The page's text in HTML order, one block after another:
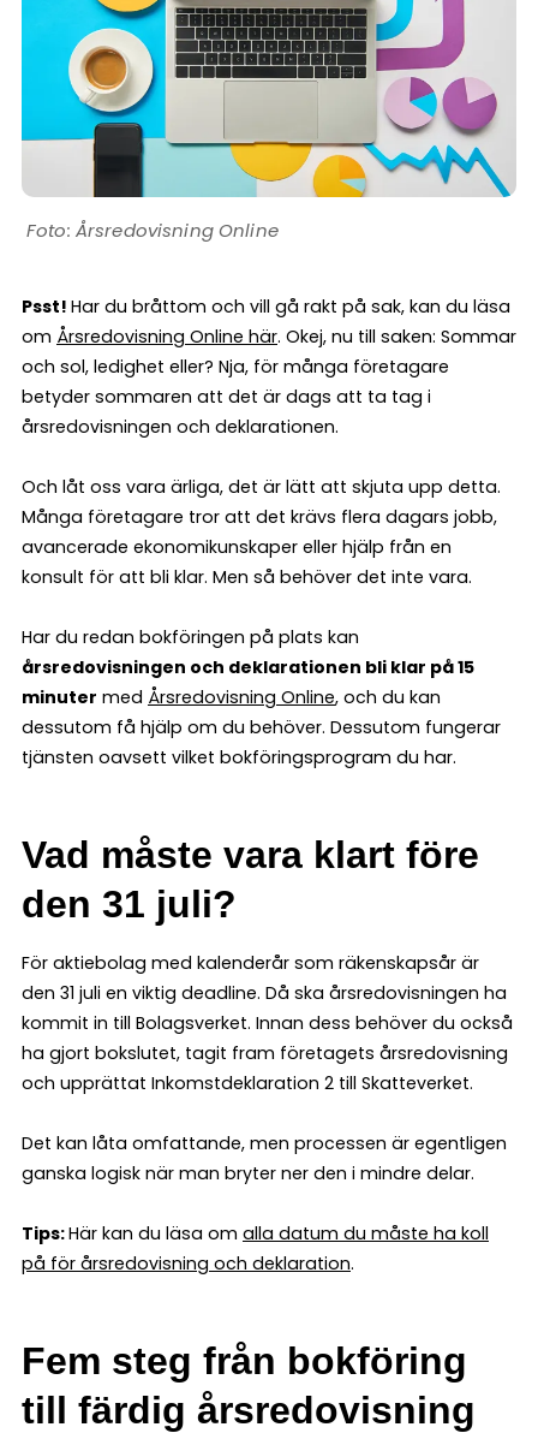
Årsredovisning Online
Psst! Har du bråttom och vill gå rakt på sak, kan du läsa
om Årsredovisning Online här. Okej, nu till saken: Sommar
och sol, ledighet eller? Nja, för många företagare
betyder sommaren att det är dags att ta tag i
årsredovisningen och deklarationen.
Och låt oss vara ärliga, det är lätt att skjuta upp detta.
Många företagare tror att det krävs flera dagars jobb,
avancerade ekonomikunskaper eller hjälp från en
konsult för att bli klar. Men så behöver det inte vara.
Har du redan bokföringen på plats kan
årsredovisningen och deklarationen bli klar på 15
minuter med Årsredovisning Online, och du kan
dessutom få hjälp om du behöver. Dessutom fungerar
tjänsten oavsett vilket bokföringsprogram du har.
Vad måste vara klart före
den 31 juli?
För aktiebolag med kalenderår som räkenskapsår är
den 31 juli en viktig deadline. Då ska årsredovisningen ha
kommit in till Bolagsverket. Innan dess behöver du också
ha gjort bokslutet, tagit fram företagets årsredovisning
och upprättat Inkomstdeklaration 2 till Skatteverket.
Det kan låta omfattande, men processen är egentligen
ganska logisk när man bryter ner den i mindre delar.
Tips:Här kan du läsa om alla datum du måste ha koll
på för årsredovisning och deklaration.
Fem steg från bokföring
till färdig årsredovisning